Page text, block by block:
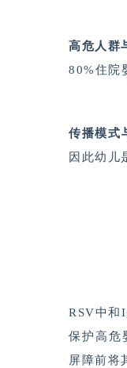
高危人群
80%住院
传播模式
因此幼儿
RSV中和
保护高危
屏障前将